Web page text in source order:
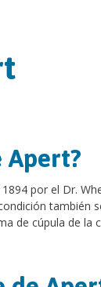
Apert?
por el Dr.
también
de cúpula de la